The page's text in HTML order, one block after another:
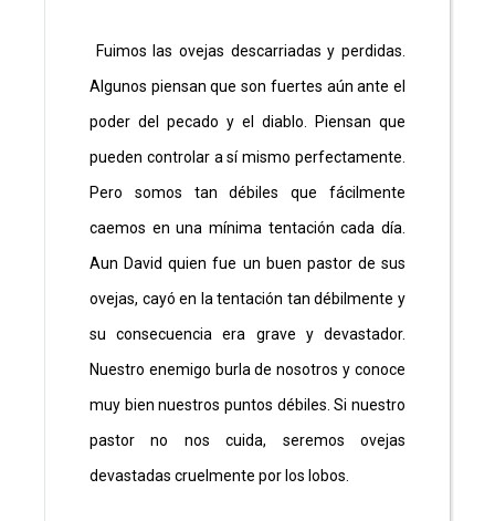
Fuimos las ovejas descarriadas y perdidas.
Algunos piensan que son fuertes aún ante el
poder del pecado y el diablo. Piensan que
pueden controlar a sí mismo perfectamente.
Pero somos tan débiles que fácilmente
caemos en una mínima tentación cada día.
Aun David quien fue un buen pastor de sus
ovejas, cayó en la tentación tan débilmente y
su consecuencia era grave y devastador.
Nuestro enemigo burla de nosotros y conoce
muy bien nuestros puntos débiles. Si nuestro
pastor no nos cuida, seremos ovejas
devastadas cruelmente por los lobos.